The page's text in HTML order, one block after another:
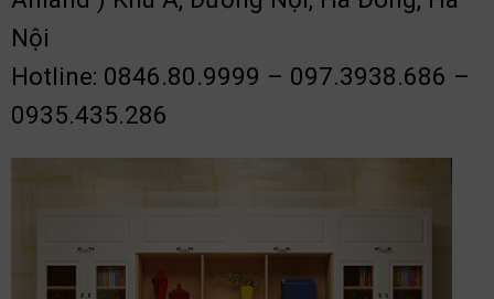
Nội
Hotline: 0846.80.9999 – 097.3938.686 –
0935.435.286